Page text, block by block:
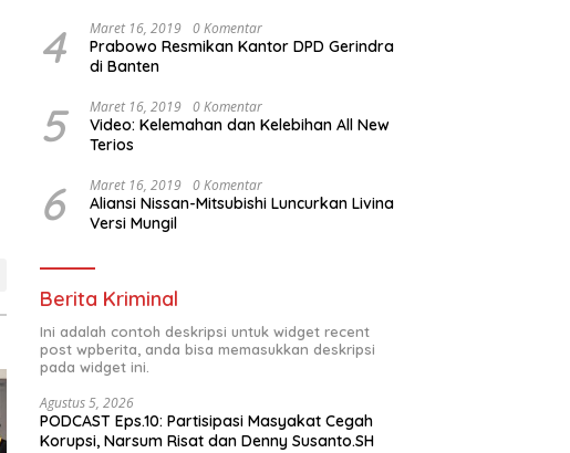
4 Maret 16, 2019 0 Komentar
Prabowo Resmikan Kantor DPD Gerindra
di Banten
5 Maret 16, 2019 0 Komentar
Video: Kelemahan dan Kelebihan All New
Terios
6 Maret 16, 2019 0 Komentar
Aliansi Nissan-Mitsubishi Luncurkan Livina
Versi Mungil
Berita Kriminal
Ini adalah contoh deskripsi untuk widget recent
post wpberita, anda bisa memasukkan deskripsi
pada widget ini.
Agustus 5, 2026
PODCAST Eps.10: Partisipasi Masyakat Cegah
Korupsi, Narsum Risat dan Denny Susanto.SH